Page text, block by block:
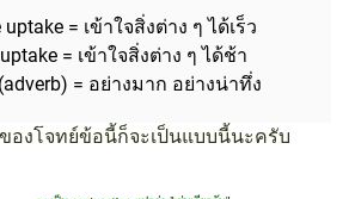
= เข้าใจสิ่งต่าง ๆ ได้เร็ว
= เข้าใจสิ่งต่าง ๆ ได้ช้า
= อย่างมาก อย่างน่าทึ่ง
องโจทย์ข้อนี้ก็จะเป็นแบบนี้นะครับ